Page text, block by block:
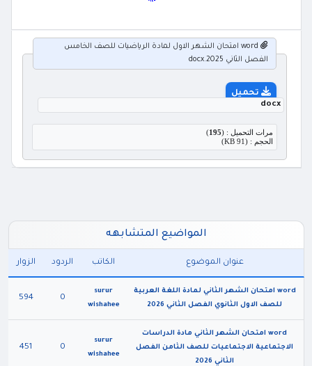
word امتحان الشهر الاول لمادة الرياضيات للصف الخامس
الفصل الثاني 2025.docx
تحميل
docx
مرات التحميل : (195
)
الحجم : (91 KB)
المواضيع المتشابهه
عنوان الموضوع الكاتب الردود الزوار
word امتحان الشهر الثاني لمادة اللغة العربية
للصف الاول الثانوي الفصل الثاني 2026
surur
wishahee
0
594
word امتحان الشهر الثاني مادة الدراسات
الاجتماعية الاجتماعيات للصف الثامن الفصل
الثاني 2026
surur
wishahee
0
451